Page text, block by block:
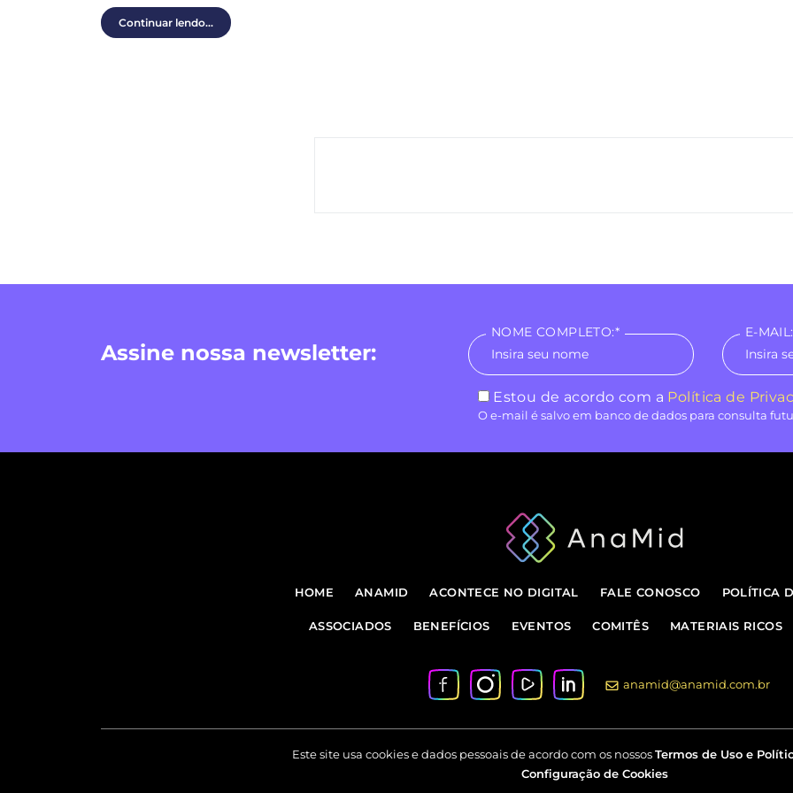
Continuar lendo...
Assine nossa newsletter:
NOME COMPLETO:* E-
Estou de acordo com a Política de
O e-mail é salvo em banco de dados para consulta
HOME ANAMID ACONTECE NO DIGITAL FALE CONOSCO POLÍTICA
ASSOCIADOS BENEFÍCIOS EVENTOS COMITÊS MATERIAIS RICOS
anamid@anamid.com.br
Este site usa cookies e dados pessoais de acordo com os nossosTermos de Uso e
Configuração de Cookies